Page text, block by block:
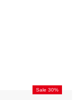
Sale 30%